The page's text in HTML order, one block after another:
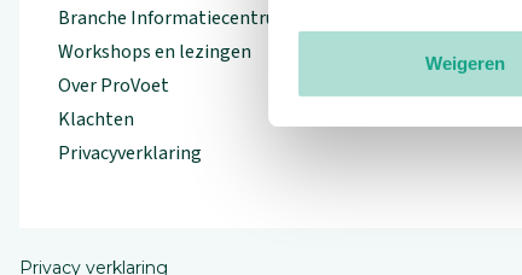
Weigeren
Branche Informatiecentrum
Workshops en lezingen
Over ProVoet
Klachten
Privacyverklaring
Privacy verklaring